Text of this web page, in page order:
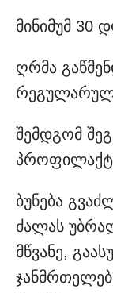
მინიმუმ 30
ღრმა
შემდგომ
ბუნება
ძალას
მწვანე,